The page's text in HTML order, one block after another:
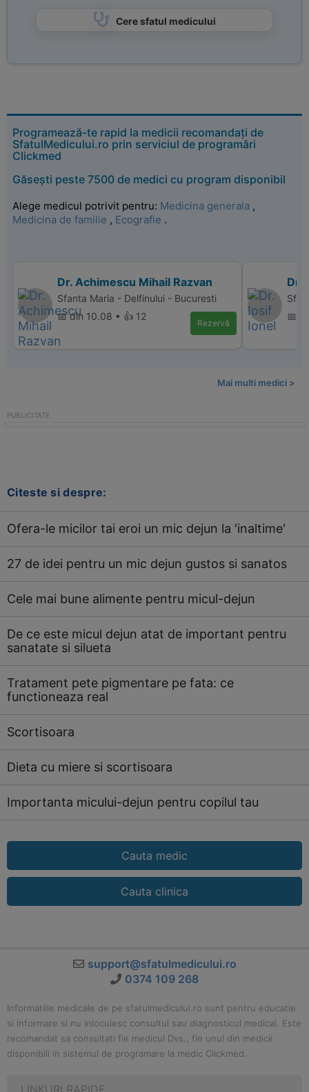
Cere sfatul medicului
Programează-te rapid la medicii recomandați de
SfatulMedicului.ro prin serviciul de programări
Clickmed
Găsești peste 7500 de medici cu program disponibil
Alege medicul potrivit pentru: Medicina generala ,
Medicina de familie , Ecografie .
Dr. Achimescu Mihail Razvan
Sfanta Maria - Delfinului - Bucuresti
📅 din 10.08 • 👍 12
Rezervă
Dr.
📅
Mai multi medici >
Citeste si despre:
Ofera-le micilor tai eroi un mic dejun la 'inaltime'
27 de idei pentru un mic dejun gustos si sanatos
Cele mai bune alimente pentru micul-dejun
De ce este micul dejun atat de important pentru
sanatate si silueta
Tratament pete pigmentare pe fata: ce
functioneaza real
Scortisoara
Dieta cu miere si scortisoara
Importanta micului-dejun pentru copilul tau
Cauta medic
Cauta clinica
support@sfatulmedicului.ro
0374 109 268
Informatiile medicale de pe sfatulmedicului.ro sunt pentru educatie
si informare si nu inlocuiesc consultul sau diagnosticul medical. Este
recomandat sa consultati fie medicul Dvs., fie unul din medicii
disponibili in sistemul de programare la medic Clickmed.
LINKURI RAPIDE